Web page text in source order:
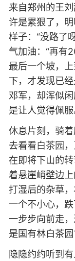
来自郑州的王
许是累狠了，
样子：“没路了
气加油：“再有
最后一个坡，
下，才发现已
邓军，却浑似
是让人觉得佩服
休息片刻，骑
去看看白茶园
在即将下山的
着悬崖峭壁边
打湿后的杂草
一个不小心，
一步步向前走
是国有林白茶园
隐隐约约听到